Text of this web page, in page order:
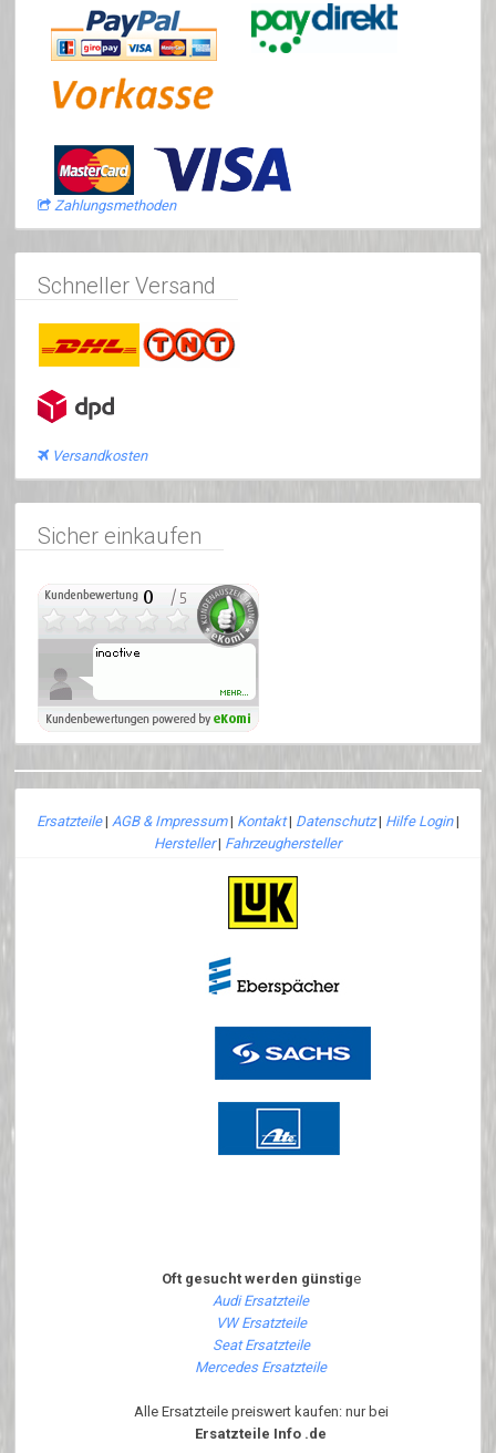
Zahlungsmethoden
Schneller Versand
Versandkosten
Sicher einkaufen
Ersatzteile| AGB & Impressum| Kontakt| Datenschutz| Hilfe Login|
Hersteller| Fahrzeughersteller
Oft gesucht werden günstige
Audi Ersatzteile
VW Ersatzteile
Seat Ersatzteile
Mercedes Ersatzteile
Alle Ersatzteile preiswert kaufen: nur bei
Ersatzteile Info .de